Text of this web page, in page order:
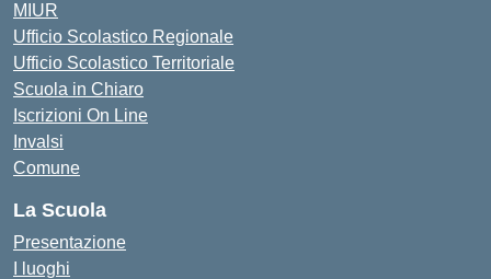
MIUR
Ufficio Scolastico Regionale
Ufficio Scolastico Territoriale
Scuola in Chiaro
Iscrizioni On Line
Invalsi
Comune
La Scuola
Presentazione
I luoghi